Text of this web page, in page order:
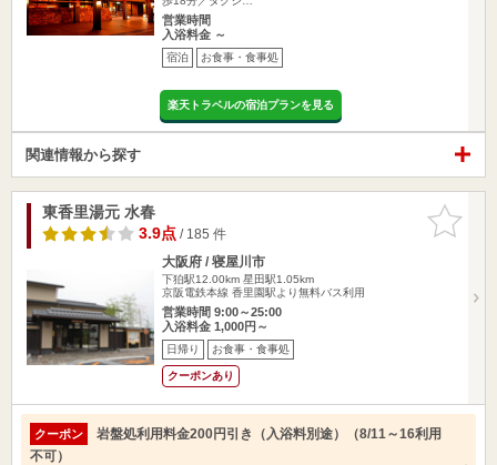
営業時間
入浴料金 ～
宿泊 お食事・食事処
楽天トラベルの宿泊プランを見る
関連情報から探す
お気に入
りに追加
東香里湯元 水春
3.9点/ 185 件
大阪府 / 寝屋川市
下狛駅12.00km 星田駅1.05km
京阪電鉄本線 香里園駅より無料バス利用
営業時間 9:00～25:00
入浴料金 1,000円～
日帰り お食事・食事処
クーポンあり
クーポン
岩盤処利用料金200円引き（入浴料別途）（8/11～16利用
不可）